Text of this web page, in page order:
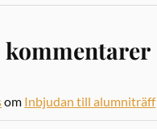
kommentarer
om Inbjudan till alumniträff